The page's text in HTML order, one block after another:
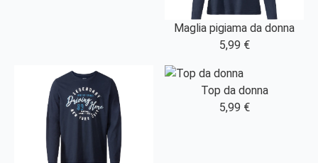
Maglia pigiama da donna
5,99 €
Top da donna
5,99 €